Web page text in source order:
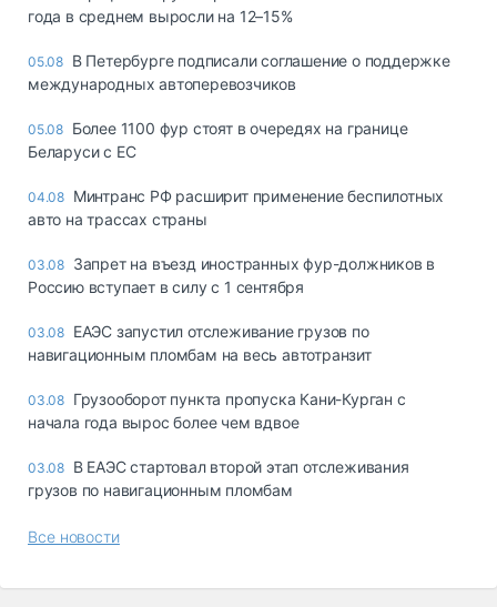
года в среднем выросли на 12–15%
05.08 В Петербурге подписали соглашение о поддержке
международных автоперевозчиков
05.08 Более 1100 фур стоят в очередях на границе
Беларуси с ЕС
04.08 Минтранс РФ расширит применение беспилотных
авто на трассах страны
03.08 Запрет на въезд иностранных фур-должников в
Россию вступает в силу с 1 сентября
03.08 ЕАЭС запустил отслеживание грузов по
навигационным пломбам на весь автотранзит
03.08 Грузооборот пункта пропуска Кани-Курган с
начала года вырос более чем вдвое
03.08 В ЕАЭС стартовал второй этап отслеживания
грузов по навигационным пломбам
Все новости